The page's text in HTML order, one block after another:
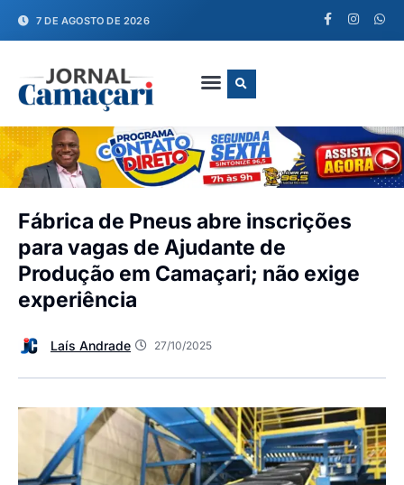
7 DE AGOSTO DE 2026
Fábrica de Pneus abre inscrições
para vagas de Ajudante de
Produção em Camaçari; não exige
experiência
Laís Andrade 27/10/2025